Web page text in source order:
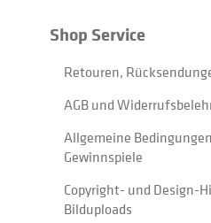
Shop Service
Retouren,
AGB und
Allgemeine
Gewinnspiele
Copyright- und Design-
Bilduploads